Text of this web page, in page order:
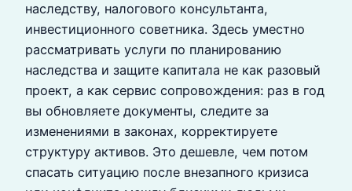
наследству, налогового консультанта,
инвестиционного советника. Здесь уместно
рассматривать услуги по планированию
наследства и защите капитала не как разовый
проект, а как сервис сопровождения: раз в год
вы обновляете документы, следите за
изменениями в законах, корректируете
структуру активов. Это дешевле, чем потом
спасать ситуацию после внезапного кризиса